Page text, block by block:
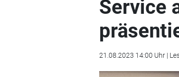
Service
21.08.2023 14:00 Uhr |